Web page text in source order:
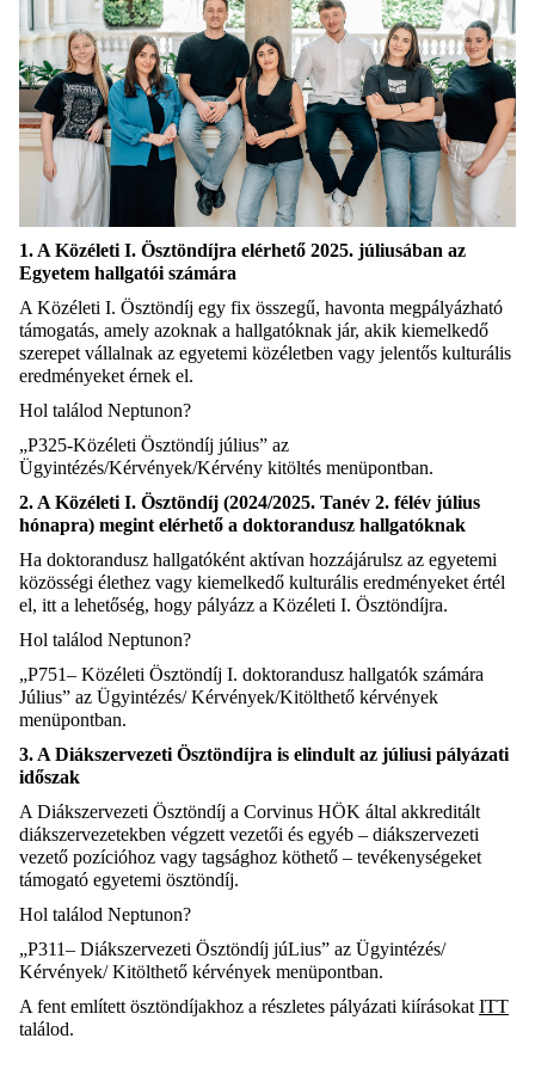
1. A Közéleti I. Ösztöndíjra elérhető 2025. júliusában az
Egyetem hallgatói számára
A Közéleti I. Ösztöndíj egy fix összegű, havonta megpályázható
támogatás, amely azoknak a hallgatóknak jár, akik kiemelkedő
szerepet vállalnak az egyetemi közéletben vagy jelentős kulturális
eredményeket érnek el.
Hol találod Neptunon?
„P325-Közéleti Ösztöndíj július” az
Ügyintézés/Kérvények/Kérvény kitöltés menüpontban.
2. A Közéleti I. Ösztöndíj (2024/2025. Tanév 2. félév július
hónapra) megint elérhető a doktorandusz hallgatóknak
Ha doktorandusz hallgatóként aktívan hozzájárulsz az egyetemi
közösségi élethez vagy kiemelkedő kulturális eredményeket értél
el, itt a lehetőség, hogy pályázz a Közéleti I. Ösztöndíjra.
Hol találod Neptunon?
„P751– Közéleti Ösztöndíj I. doktorandusz hallgatók számára
Július” az Ügyintézés/ Kérvények/Kitölthető kérvények
menüpontban.
3. A Diákszervezeti Ösztöndíjra is elindult az júliusi pályázati
időszak
A Diákszervezeti Ösztöndíj a Corvinus HÖK által akkreditált
diákszervezetekben végzett vezetői és egyéb – diákszervezeti
vezető pozícióhoz vagy tagsághoz köthető – tevékenységeket
támogató egyetemi ösztöndíj.
Hol találod Neptunon?
„P311– Diákszervezeti Ösztöndíj júLius” az Ügyintézés/
Kérvények/ Kitölthető kérvények menüpontban.
A fent említett ösztöndíjakhoz a részletes pályázati kiírásokat ITT
találod.